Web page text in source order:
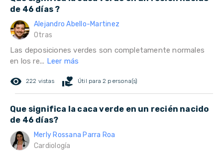
de 46 días ?
Alejandro Abello-Martinez
Otras
Las deposiciones verdes son completamente normales
en los re... Leer más
remove_red_eye 222 vistas volunteer_activism Útil para 2 persona(s)
Que significa la caca verde en un recién nacido
de 46 días?
Merly Rossana Parra Roa
Cardiología